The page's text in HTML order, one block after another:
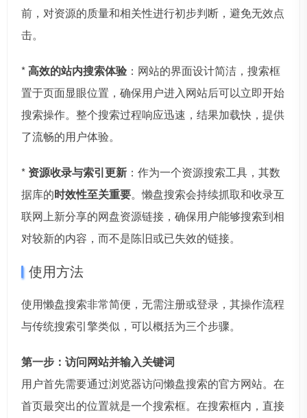
前，对资源的质量和相关性进行初步判断，避免无效点
击。
*高效的站内搜索体验 ：网站的界面设计简洁，搜索框
置于页面显眼位置，确保用户进入网站后可以立即开始
搜索操作。整个搜索过程响应迅速，结果加载快，提供
了流畅的用户体验。
* 资源收录与索引更新 ：作为一个资源搜索工具，其数
据库的时效性至关重要。懒盘搜索会持续抓取和收录互
联网上新分享的网盘资源链接，确保用户能够搜索到相
对较新的内容，而不是陈旧或已失效的链接。
使用方法
使用懒盘搜索非常简便，无需注册或登录，其操作流程
与传统搜索引擎类似，可以概括为三个步骤。
第一步：访问网站并输入关键词
用户首先需要通过浏览器访问懒盘搜索的官方网站。在
首页最突出的位置就是一个搜索框。在搜索框内，直接